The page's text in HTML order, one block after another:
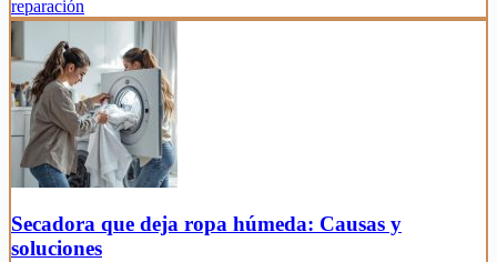
reparación
Secadora que deja ropa húmeda: Causas y
soluciones